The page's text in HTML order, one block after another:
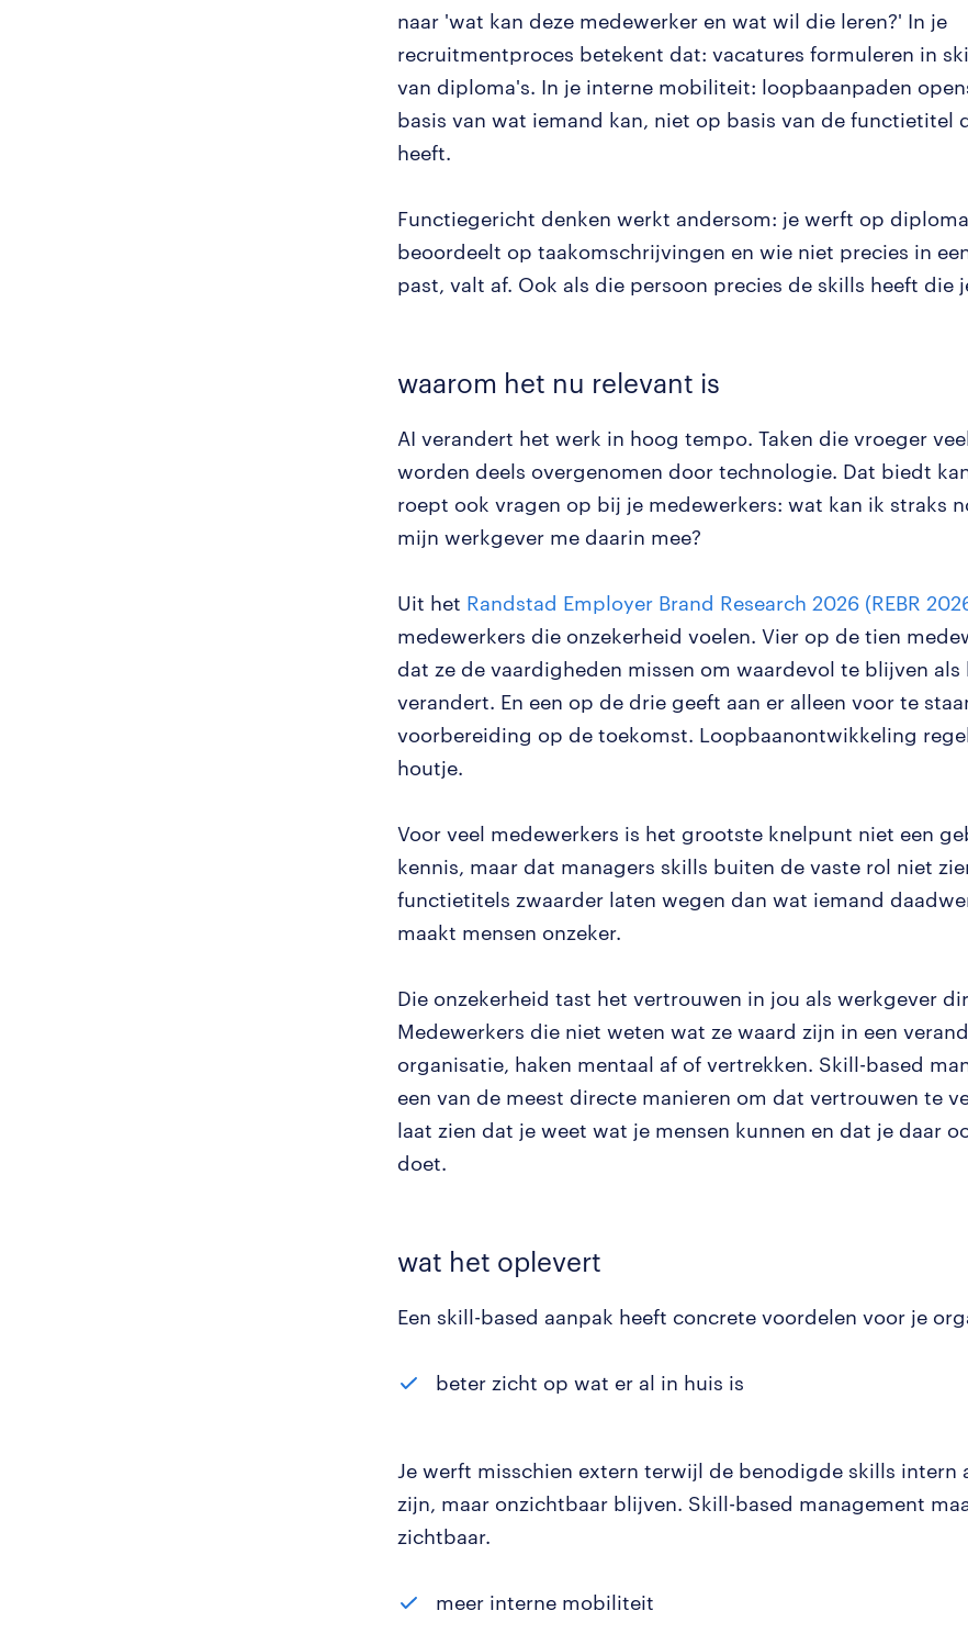
naar 'wat kan deze medewerker en wat wil die leren?' In je
recruitmentproces betekent dat: vacatures formuleren in
van diploma's. In je interne mobiliteit: loopbaanpaden
basis van wat iemand kan, niet op basis van de functietitel
heeft.
Functiegericht denken werkt andersom: je werft op
beoordeelt op taakomschrijvingen en wie niet precies in
past, valt af. Ook als die persoon precies de skills heeft die
waarom het nu relevant is
AI verandert het werk in hoog tempo. Taken die vroeger
worden deels overgenomen door technologie. Dat biedt
roept ook vragen op bij je medewerkers: wat kan ik straks
mijn werkgever me daarin mee?
Uit het Randstad Employer Brand Research 2026 (REBR
medewerkers die onzekerheid voelen. Vier op de tien
dat ze de vaardigheden missen om waardevol te blijven als
verandert. En een op de drie geeft aan er alleen voor te
voorbereiding op de toekomst. Loopbaanontwikkeling
houtje.
Voor veel medewerkers is het grootste knelpunt niet een
kennis, maar dat managers skills buiten de vaste rol niet
functietitels zwaarder laten wegen dan wat iemand
maakt mensen onzeker.
Die onzekerheid tast het vertrouwen in jou als werkgever
Medewerkers die niet weten wat ze waard zijn in een
organisatie, haken mentaal af of vertrekken. Skill-based
een van de meest directe manieren om dat vertrouwen te
laat zien dat je weet wat je mensen kunnen en dat je daar
doet.
wat het oplevert
Een skill-based aanpak heeft concrete voordelen voor je
beter zicht op wat er al in huis is
Je werft misschien extern terwijl de benodigde skills intern
zijn, maar onzichtbaar blijven. Skill-based management
zichtbaar.
meer interne mobiliteit